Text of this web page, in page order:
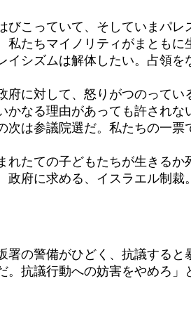
こっていて、そしていまパ
たちマイノリティがまとも
シズムは解体したい。占領
に対して、怒りがつのって
なる理由があっても許され
は参議院選だ。私たちの一
たての子どもたちが生きる
府に求める、イスラエル制
の警備がひどく、抗議する
抗議行動への妨害をやめろ